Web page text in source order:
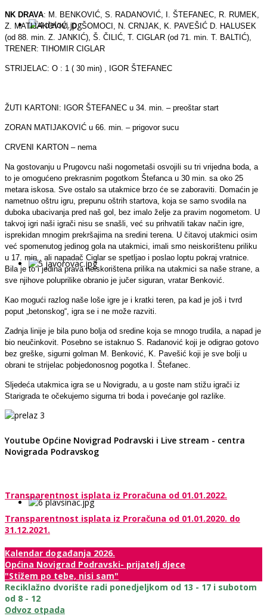
NK DRAVA: M. BENKOVIĆ, S. RADANOVIĆ, I. ŠTEFANEC, R. RUMEK,
Z. MATIJAKOVIĆ, D. ŠOMOCI, N. CRNJAK, K. PAVEŠIĆ D. HALUSEK
(od 88. min. Z. JANKIĆ), Š. ČILIĆ, T. CIGLAR (od 71. min. T. BALTIĆ),
TRENER: TIHOMIR CIGLAR
STRIJELAC: O : 1 ( 30 min) , IGOR ŠTEFANEC
ŽUTI KARTONI: IGOR ŠTEFANEC u 34. min. – preoštar start
ZORAN MATIJAKOVIĆ u 66. min. – prigovor sucu
CRVENI KARTON – nema
Na gostovanju u Prugovcu naši nogometaši osvojili su tri vrijedna boda, a
to je omogućeno prekrasnim pogotkom Štefanca u 30 min. sa oko 25
metara iskosa. Sve ostalo sa utakmice brzo će se zaboraviti. Domaćin je
nametnuo oštru igru, prepunu oštrih startova, koja se samo svodila na
duboka ubacivanja pred naš gol, bez imalo želje za pravim nogometom. U
takvoj igri naši igrači nisu se snašli, već su prihvatili takav način igre,
isprekidan mnogim prekršajima na sredini terena. U čitavoj utakmici osim
već spomenutog jedinog gola na utakmici, imali smo neiskorištenu priliku
u 17. min., ali napadač Ciglar se spetljao i poslao loptu pokraj vratnice.
Bila je to i jedina prava neiskorištena prilika na utakmici sa naše strane, a
sve njihove poluprilike obranio je jučer siguran, vratar Benković.
Kao mogući razlog naše loše igre je i kratki teren, pa kad je još i tvrd
poput „betonskog“, igra se i ne može razviti.
Zadnja linije je bila puno bolja od sredine koja se mnogo trudila, a napad je
bio neučinkovit. Posebno se istaknuo S. Radanović koji je odigrao gotovo
bez greške, sigurni golman M. Benković, K. Pavešić koji je sve bolji u
obrani te strijelac pobjedonosnog pogotka I. Štefanec.
Sljedeća utakmica igra se u Novigradu, a u goste nam stižu igrači iz
Starigrada te očekujemo sigurna tri boda i povećanje gol razlike.
Youtube Općine Novigrad Podravski i Live stream - centra
Novigrada Podravskog
Transparentnost isplata iz Proračuna od 01.01.2022.
Transparentnost isplata iz Proračuna od 01.01.2020. do
31.12.2021.
Kalendar događanja 2026.
Općina Novigrad Podravski- prijatelj djece
"Stižem po tebe, nisi sam"
Reciklažno dvorište radi ponedjeljkom od 13 - 17 i subotom
od 8 - 12
Odvoz otpada